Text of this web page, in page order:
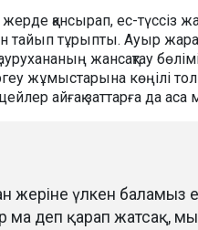
қансырап, ес-түссіз
тайып тұрыпты. Ауыр
аурухананың жансақтау
жұмыстарына көңілі
айғақ заттарға да аса
жеріне үлкен баламыз
ма деп қарап жатсақ,